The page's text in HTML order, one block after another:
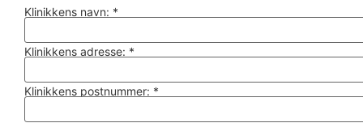
Klinikkens navn: *
Klinikkens adresse: *
Klinikkens postnummer: *